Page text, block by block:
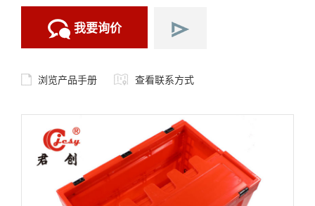
我要询价
浏览产品手册 查看联系方式